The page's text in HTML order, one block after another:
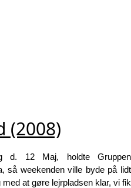
(2008)
d. 12 Maj, holdte Gruppen
så weekenden ville byde på lidt
at gøre lejrpladsen klar, vi fik